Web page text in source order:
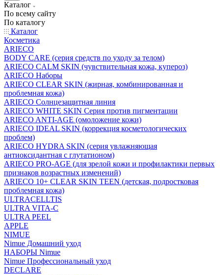
Каталог
По всему сайту
По каталогу
Каталог
Косметика
ARIECO
BODY CARE (серия средств по уходу за телом)
ARIECO CALM SKIN (чувствительная кожа, купероз)
ARIECO Наборы
ARIECO CLEAR SKIN (жирная, комбинированная и
проблемная кожа)
ARIECO Солнцезащитная линия
ARIECO WHITE SKIN Серия против пигментации
ARIECO ANTI-AGE (омоложение кожи)
ARIECO IDEAL SKIN (коррекция косметологических
проблем)
ARIECO HYDRA SKIN (серия увлажняющая
антиоксидантная с глутатионом)
ARIECO PRO-AGE (для зрелой кожи и профилактики первых
признаков возрастных изменений)
ARIECO 10+ CLEAR SKIN TEEN (детская, подростковая
проблемная кожа)
ULTRACELLTIS
ULTRA VITA-C
ULTRA PEEL
APPLE
NIMUE
Nimue Домашний уход
НАБОРЫ Nimue
Nimue Профессиональный уход
DECLARE